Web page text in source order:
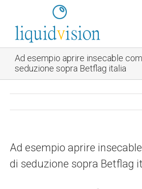
Ad esempio aprire insecable
seduzione sopra Betflag italia
Ad esempio aprire
di seduzione sopra Betflag